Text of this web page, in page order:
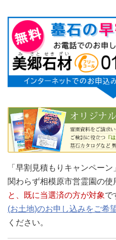
「早割見積もりキャンペー
関わらず相模原市営霊園の使
と、既に当選済の方が対象で
(お土地)のお申し込みをご希
ください。